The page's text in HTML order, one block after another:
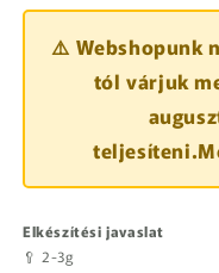
⚠️ Webshopunk
tól várjuk
Elkészítési javaslat
🥄 2-3g